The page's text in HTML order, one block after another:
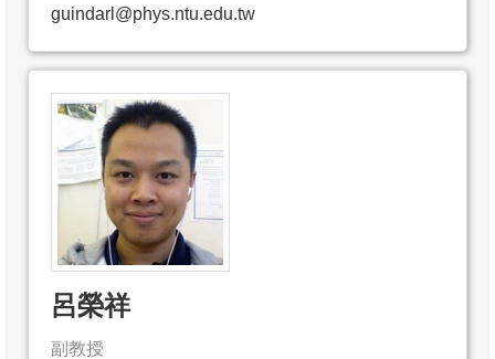
guindarl@phys.ntu.edu.tw
呂榮祥
副教授